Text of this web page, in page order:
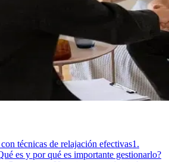
técnicas de relajación efectivas1.
es y por qué es importante gestionarlo?